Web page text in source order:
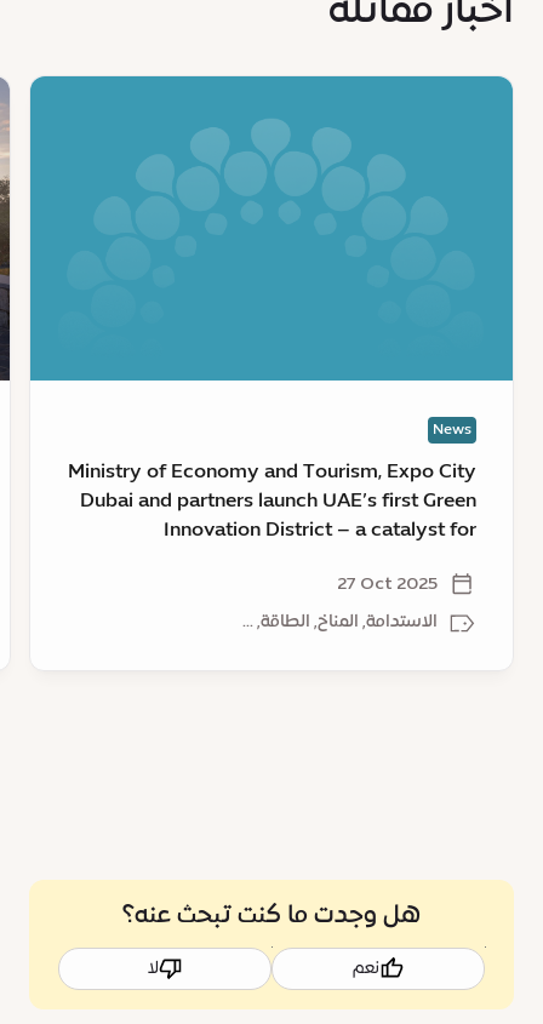
أخبار مماثلة
News
Economy
and
launch
UAE’s
Green
District
News
Ministry of Economy and Tourism, Expo City
Dubai and partners launch UAE’s first Green
Innovation District – a catalyst for
27 Oct 2025
الاستدامة, المناخ, الطاقة, ...
:
هل وجدت ما كنت تبحث عنه؟
نعم لا